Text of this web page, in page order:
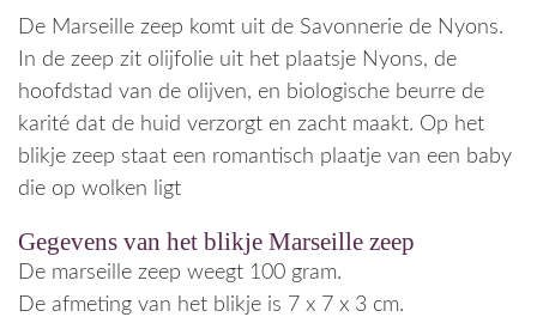
De Marseille zeep komt uit de Savonnerie de Nyons.
In de zeep zit olijfolie uit het plaatsje Nyons, de
hoofdstad van de olijven, en biologische beurre de
karité dat de huid verzorgt en zacht maakt. Op het
blikje zeep staat een romantisch plaatje van een baby
die op wolken ligt
Gegevens van het blikje Marseille zeep
De marseille zeep weegt 100 gram.
De afmeting van het blikje is 7 x 7 x 3 cm.